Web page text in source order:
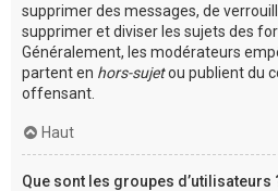
supprimer des messages, de
supprimer et diviser les sujets des
Généralement, les modérateurs
partent en hors-sujetou publient du
offensant.
Haut
Que sont les groupes d’utilisateurs